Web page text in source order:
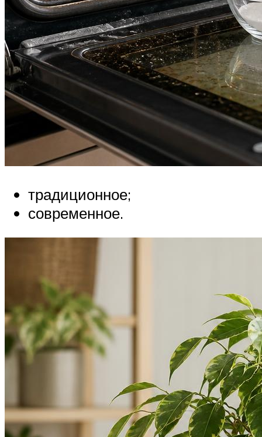
традиционное;
современное.